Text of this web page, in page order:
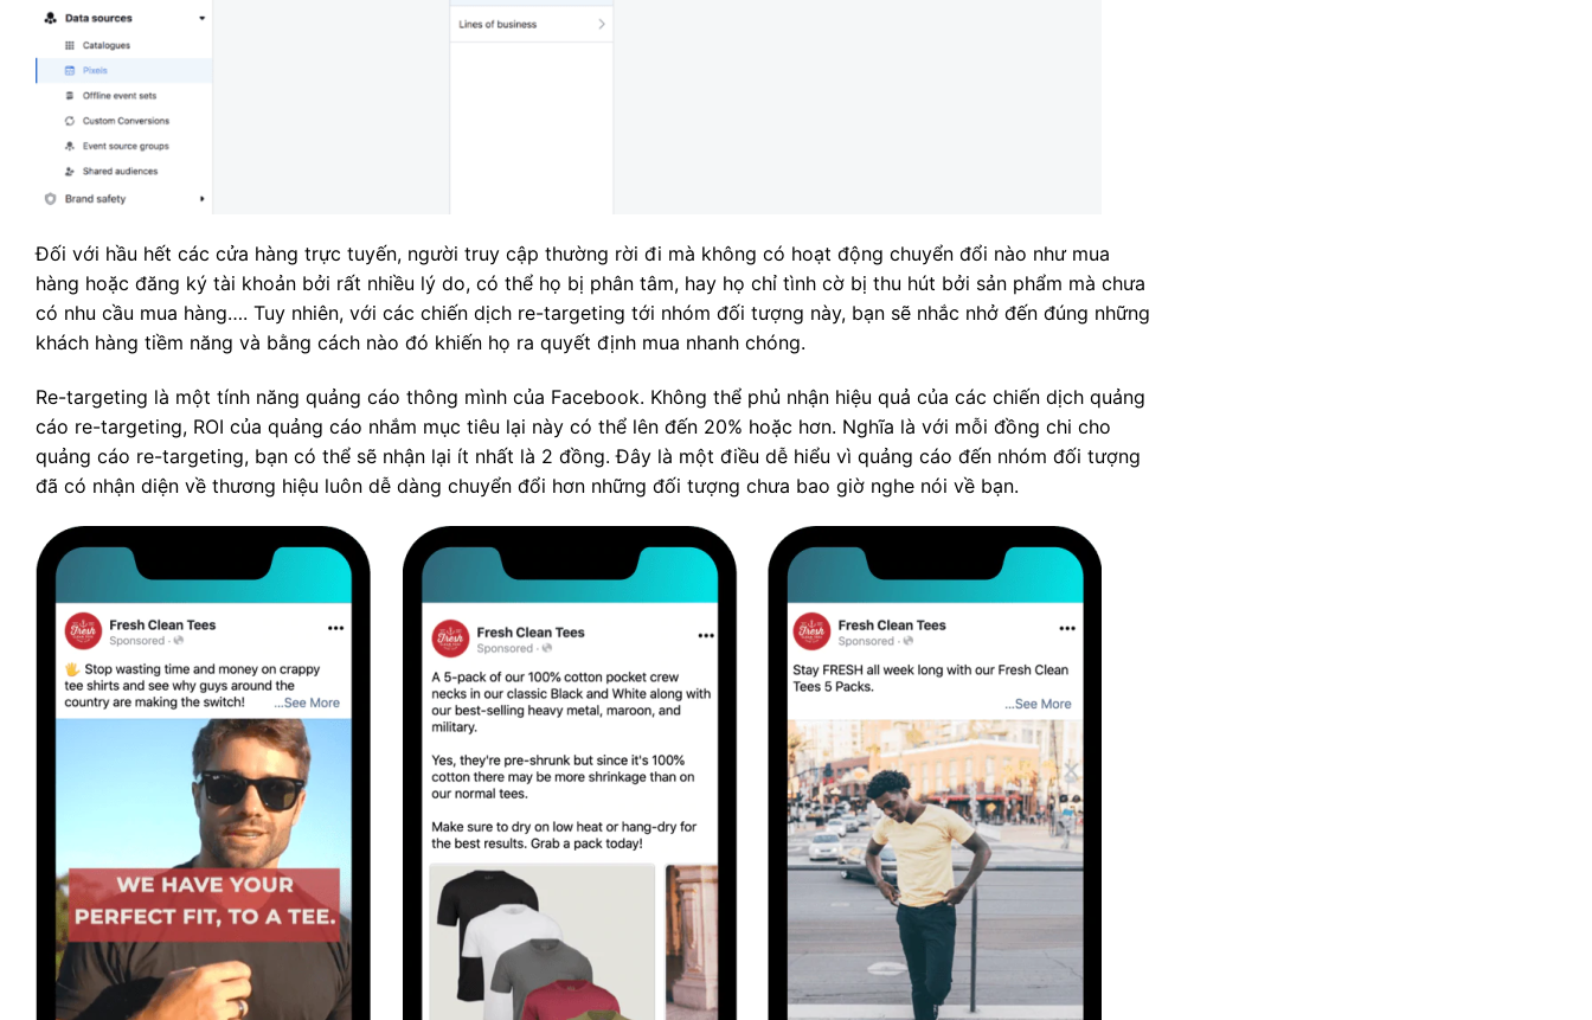
Đối với hầu hết các cửa hàng trực tuyến, người truy cập thường rời đi mà không có hoạt động chuyển đổi nào như mua
hàng hoặc đăng ký tài khoản bởi rất nhiều lý do, có thể họ bị phân tâm, hay họ chỉ tình cờ bị thu hút bởi sản phẩm mà chưa
có nhu cầu mua hàng…. Tuy nhiên, với các chiến dịch re-targeting tới nhóm đối tượng này, bạn sẽ nhắc nhở đến đúng những
khách hàng tiềm năng và bằng cách nào đó khiến họ ra quyết định mua nhanh chóng.
Re-targeting là một tính năng quảng cáo thông mình của Facebook. Không thể phủ nhận hiệu quả của các chiến dịch quảng
cáo re-targeting, ROI của quảng cáo nhắm mục tiêu lại này có thể lên đến 20% hoặc hơn. Nghĩa là với mỗi đồng chi cho
quảng cáo re-targeting, bạn có thể sẽ nhận lại ít nhất là 2 đồng. Đây là một điều dễ hiểu vì quảng cáo đến nhóm đối tượng
đã có nhận diện về thương hiệu luôn dễ dàng chuyển đổi hơn những đối tượng chưa bao giờ nghe nói về bạn.